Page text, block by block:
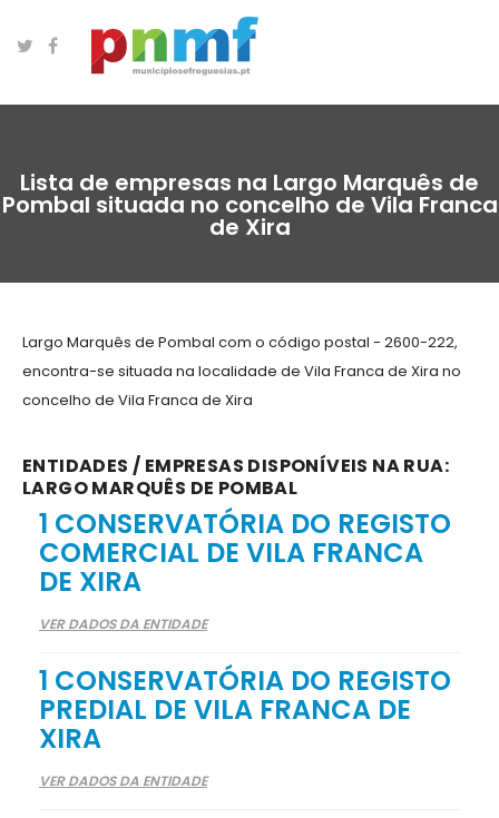
Lista de empresas na Largo Marquês de
Pombal situada no concelho de Vila Franca
de Xira
Largo Marquês de Pombal com o código postal - 2600-222,
encontra-se situada na localidade de Vila Franca de Xira no
concelho de Vila Franca de Xira
ENTIDADES / EMPRESAS DISPONÍVEIS NA RUA:
LARGO MARQUÊS DE POMBAL
1 CONSERVATÓRIA DO REGISTO
COMERCIAL DE VILA FRANCA
DE XIRA
VER DADOS DA ENTIDADE
1 CONSERVATÓRIA DO REGISTO
PREDIAL DE VILA FRANCA DE
XIRA
VER DADOS DA ENTIDADE